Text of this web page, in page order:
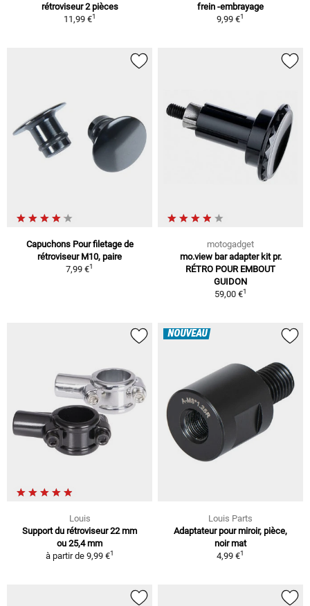
rétroviseur 2 pièces
11,99 €1
frein -embrayage
9,99 €1
Capuchons Pour filetage de
rétroviseur M10, paire
7,99 €1
motogadget
mo.view bar adapter kit pr.
RÉTRO POUR EMBOUT
GUIDON
59,00 €1
Louis
Support du rétroviseur 22 mm
ou 25,4 mm
à partir de 9,99 €1
NOUVEAU
Louis Parts
Adaptateur pour miroir, pièce,
noir mat
4,99 €1